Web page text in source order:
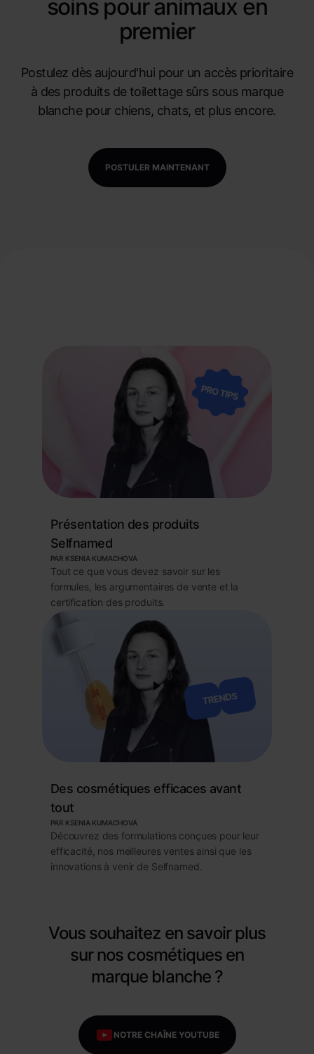
soins pour animaux en
premier
Postulez dès aujourd'hui pour un accès prioritaire
à des produits de toilettage sûrs sous marque
blanche pour chiens, chats, et plus encore.
POSTULER MAINTENANT
Présentation des produits
Selfnamed
PAR KSENIA KUMACHOVA
Tout ce que vous devez savoir sur les
formules, les argumentaires de vente et la
certification des produits.
Des cosmétiques efficaces avant
tout
PAR KSENIA KUMACHOVA
Découvrez des formulations conçues pour leur
efficacité, nos meilleures ventes ainsi que les
innovations à venir de Selfnamed.
Vous souhaitez en savoir plus
sur nos cosmétiques en
marque blanche ?
NOTRE CHAÎNE YOUTUBE